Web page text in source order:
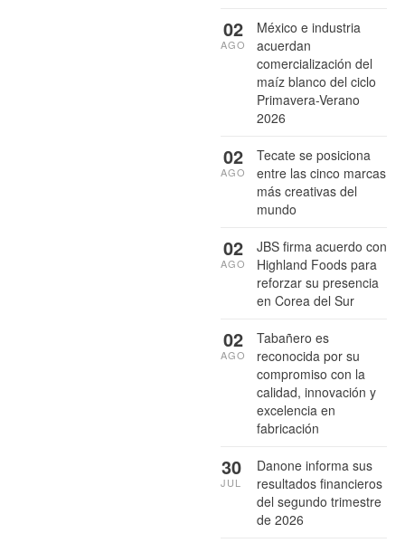
México e industria
acuerdan
comercialización del
maíz blanco del ciclo
Primavera-Verano
2026
02
AGO
Tecate se posiciona
entre las cinco marcas
más creativas del
mundo
02
AGO
JBS firma acuerdo con
Highland Foods para
reforzar su presencia
en Corea del Sur
02
AGO
Tabañero es
reconocida por su
compromiso con la
calidad, innovación y
excelencia en
fabricación
02
AGO
Danone informa sus
resultados financieros
del segundo trimestre
de 2026
30
JUL